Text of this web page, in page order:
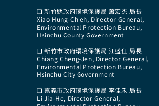
❏ 新竹縣政府環境保護局 蕭宏杰 局長
Xiao Hung-Chieh, Director General,
Environmental Protection Bureau,
Hsinchu County Government
❏ 新竹市政府環境保護局 江盛任 局長
Chiang Cheng-Jen, Director General,
Environmental Protection Bureau,
Hsinchu City Government
❏ 嘉義市政府環境保護局 李佳禾 局長
Li Jia-He, Director General,